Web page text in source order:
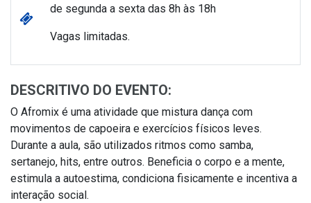
de segunda a sexta das 8h às 18h
Vagas limitadas.
DESCRITIVO DO EVENTO:
O Afromix é uma atividade que mistura dança com
movimentos de capoeira e exercícios físicos leves.
Durante a aula, são utilizados ritmos como samba,
sertanejo, hits, entre outros. Beneficia o corpo e a mente,
estimula a autoestima, condiciona fisicamente e incentiva a
interação social.